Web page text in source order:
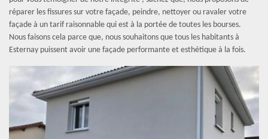
réparer les fissures sur votre façade, peindre, nettoyer ou ravaler votre
façade à un tarif raisonnable qui est à la portée de toutes les bourses.
Nous faisons cela parce que, nous souhaitons que tous les habitants à
Esternay puissent avoir une façade performante et esthétique à la fois.